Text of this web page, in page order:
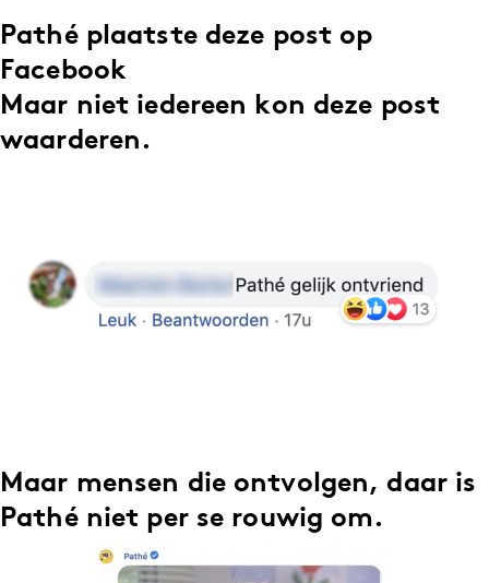
Customer Experience
Data & Insights
Design
Digital transformation
Influencer marketing
Interne communicatie
Programmatic
Reputatie & crisis
Pathé plaatste deze post op
Facebook
Maar niet iedereen kon deze post
waarderen.
Maar mensen die ontvolgen, daar is
Pathé niet per se rouwig om.